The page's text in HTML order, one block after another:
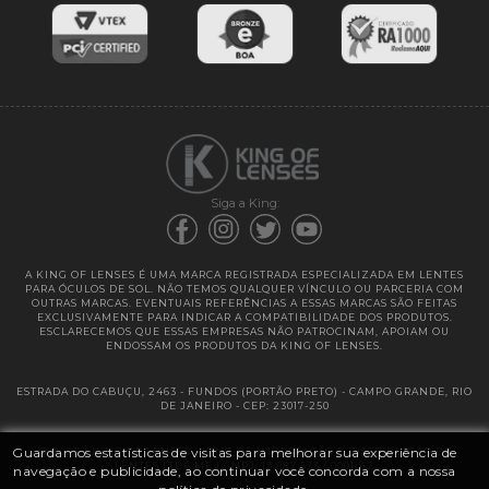
Guardamos estatísticas de visitas para melhorar sua experiência de
navegação e publicidade, ao continuar você concorda com a nossa
Entregas
Siga a King:
A KING OF LENSES É UMA MARCA REGISTRADA ESPECIALIZADA EM LENTES
PARA ÓCULOS DE SOL. NÃO TEMOS QUALQUER VÍNCULO OU PARCERIA COM
OUTRAS MARCAS. EVENTUAIS REFERÊNCIAS A ESSAS MARCAS SÃO FEITAS
EXCLUSIVAMENTE PARA INDICAR A COMPATIBILIDADE DOS PRODUTOS.
ESCLARECEMOS QUE ESSAS EMPRESAS NÃO PATROCINAM, APOIAM OU
ENDOSSAM OS PRODUTOS DA KING OF LENSES.
ESTRADA DO CABUÇU, 2463 - FUNDOS (PORTÃO PRETO) - CAMPO GRANDE, RIO
DE JANEIRO - CEP: 23017-250
@ 2025 | KING OF LENSES - KING OF IMPORTAÇÃO E DISTRIBUIÇÃO DE
LENTES LTDA ME | CNPJ: 13.682.533 / 0001-42